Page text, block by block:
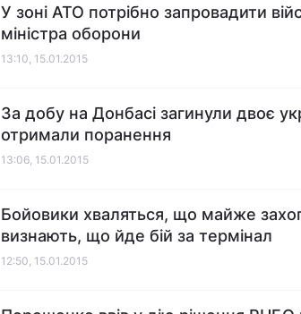
У зоні АТО потрібно запровадити
міністра оборони
13:10, 15.01.2015
За добу на Донбасі загинули двоє
отримали поранення
13:06, 15.01.2015
Бойовики хваляться, що майже
визнають, що йде бій за термінал
12:50, 15.01.2015